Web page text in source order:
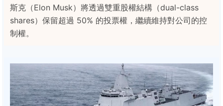
斯克（Elon Musk）將透過雙重股權結構（dual-class
shares）保留超過 50% 的投票權，繼續維持對公司的控
制權。